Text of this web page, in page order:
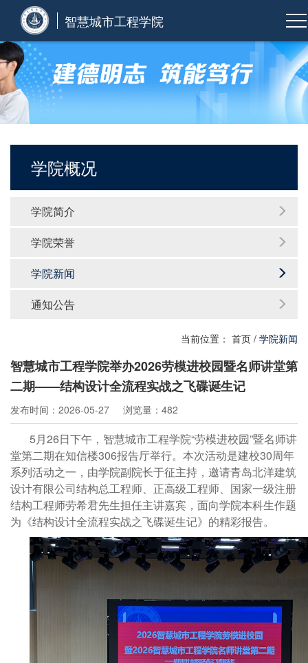
智慧城市工程学院
学院概况
学院简介
学院荣誉
学院新闻
通知公告
当前位置： 首页 / 学院新闻
智慧城市工程学院举办2026劳模进校园暨名师讲堂第
二期——结构设计全流程实战之飞碟诞生记
发布时间：2026-05-27 浏览量：482
5月26日下午，智慧城市工程学院“劳模进校园”暨名师讲
堂第二期在知信楼306报告厅举行。本次活动是建校30周年
系列活动之一，由学院副院长于征主持，邀请青岛北洋建筑
设计有限公司结构总工程师、正高级工程师、国家一级注册
结构工程师劳希君先生担任主讲嘉宾，面向学院本科生作题
为《结构设计全流程实战之飞碟诞生记》的精彩报告。